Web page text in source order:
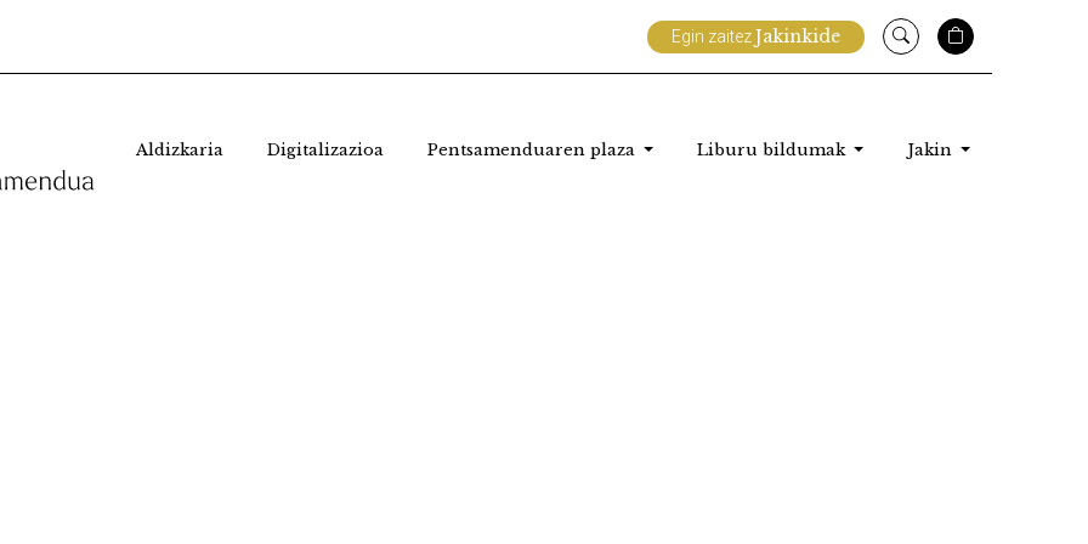
Egin zaitezJakinkide
Aldizkaria Digitalizazioa Pentsamenduaren plaza Liburu bildumak Jakin